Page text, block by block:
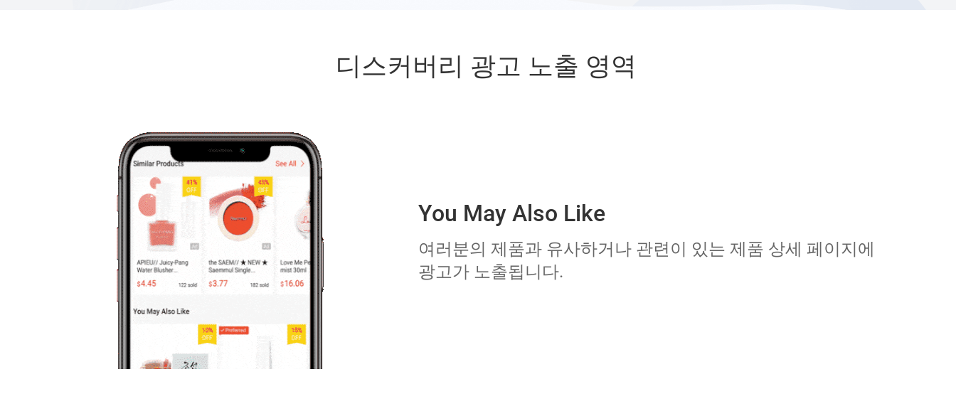
디스커버리 광고 노출 영역
You May Also Like
여러분의 제품과 유사하거나 관련이 있는 제품 상세 페이지에
광고가 노출됩니다.